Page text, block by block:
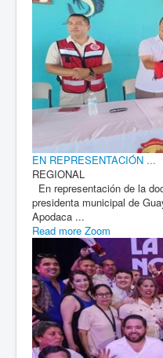
EN REPRESENTACIÓN ...
REGIONAL
En representación de la
presidenta municipal de
Apodaca ...
Read more Zoom